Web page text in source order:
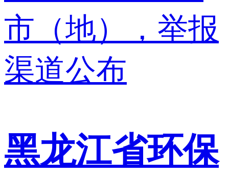
黑龙江省环保